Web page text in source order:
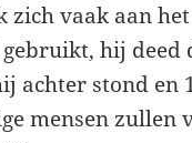
zich vaak aan
hij deed
achter stond en
mensen zullen